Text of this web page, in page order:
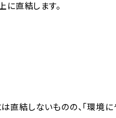
に直結します。
結しないものの、「環境に